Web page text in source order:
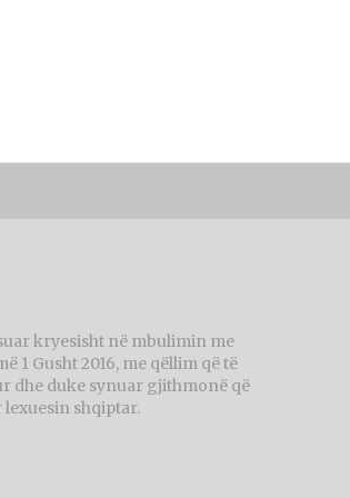
kryesisht në mbulimin me
1 Gusht 2016, me qëllim që të
dhe duke synuar gjithmonë që
shqiptar.